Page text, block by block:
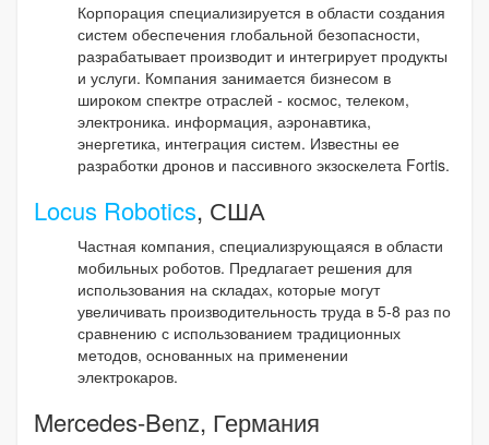
Корпорация специализируется в области создания
систем обеспечения глобальной безопасности,
разрабатывает производит и интегрирует продукты
и услуги. Компания занимается бизнесом в
широком спектре отраслей - космос, телеком,
электроника. информация, аэронавтика,
энергетика, интеграция систем. Известны ее
разработки дронов и пассивного экзоскелета Fortis.
Locus Robotics, США
Частная компания, специализрующаяся в области
мобильных роботов. Предлагает решения для
использования на складах, которые могут
увеличивать производительность труда в 5-8 раз по
сравнению с использованием традиционных
методов, основанных на применении
электрокаров.
Mercedes-Benz, Германия